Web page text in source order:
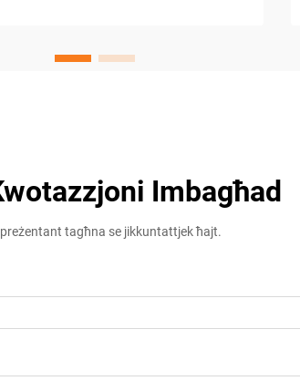
Imbagħad
tagħna se jikkuntattjek ħajt.